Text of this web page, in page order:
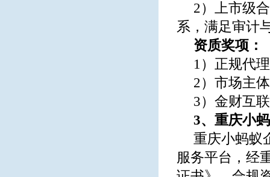
2）上市级
系，满足审计
资质奖项：
1）正规代
2）市场主
3）金财互
3、重庆小
重庆小蚂蚁
服务平台，经